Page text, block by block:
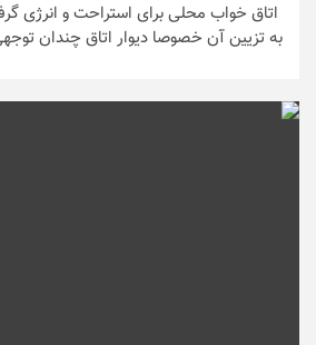
اتاق خواب محلی برای استراحت و انرژی
به تزیین آن خصوصا دیوار اتاق چندان